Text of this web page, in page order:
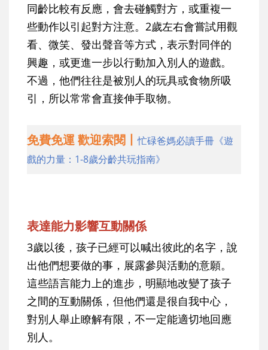
同齡比較有反應，會去碰觸對方，或重複一
些動作以引起對方注意。2歲左右會嘗試用觀
看、微笑、發出聲音等方式，表示對同伴的
興趣，或更進一步以行動加入別人的遊戲。
不過，他們往往是被別人的玩具或食物所吸
引，所以常常會直接伸手取物。
免費免運 歡迎索閱丨忙碌爸媽必讀手冊《遊
戲的力量：1-8歲分齡共玩指南》
表達能力影響互動關係
3歲以後，孩子已經可以喊出彼此的名字，說
出他們想要做的事，展露參與活動的意願。
這些語言能力上的進步，明顯地改變了孩子
之間的互動關係，但他們還是很自我中心，
對別人舉止瞭解有限，不一定能適切地回應
別人。